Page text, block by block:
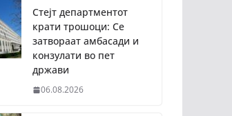
Стејт департментот
крати трошоци: Се
затвораат амбасади и
конзулати во пет
држави
06.08.2026